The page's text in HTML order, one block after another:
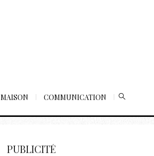
MAISON COMMUNICATION
PUBLICITÉ